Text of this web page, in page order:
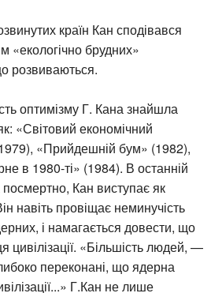
країн Кан сподівався
«екологічно брудних»
розвиваються.
оптимізму Г. Кана знайшла
«Світовий економічний
«Прийдешній бум» (1982),
в 1980-ті» (1984). В останній
Кан виступає як
навіть провіщає неминучість
і намагається довести, що
цивілізації. «Більшість людей, —
переконані, що ядерна
Г.Кан не лише